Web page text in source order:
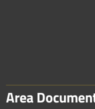
Area